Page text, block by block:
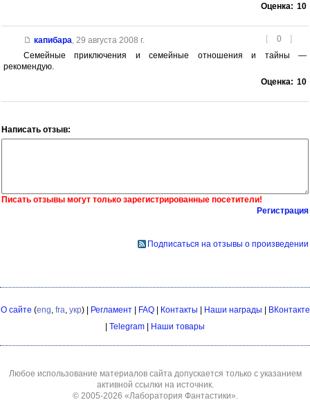
Оценка: 10
[ 0 ]
капибара 29 августа 2008 г.
Семейные приключения и семейные отношения и тайны —
рекомендую.
Оценка: 10
Написать отзыв:
Писать отзывы могут только зарегистрированные посетители!
Регистрация
Подписаться на отзывы о произведении
О сайте (eng fra укр) | Регламент| FAQ| Контакты | Наши награды | ВКонтакте
| Telegram | Наши товары
Любое использование материалов сайта допускается только с указанием
активной ссылки на источник.
© 2005-2026 «Лаборатория Фантастики»